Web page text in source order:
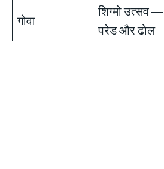
गोवा
शिग्मो उत्सव —
परेड और ढोल